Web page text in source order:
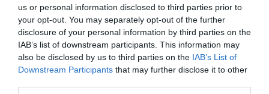
us or personal information disclosed to third parties prior to
your opt-out. You may separately opt-out of the further
disclosure of your personal information by third parties on the
IAB’s list of downstream participants. This information may
also be disclosed by us to third parties on the IAB’s List of
Downstream Participants that may further disclose it to other
fb.com/pantlikapinceszet/timeline